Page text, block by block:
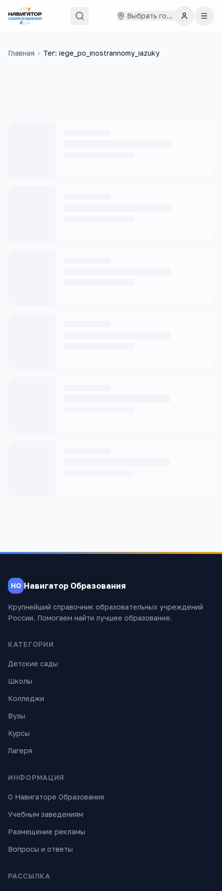
Выбрать город
Главная › Тег: iege_po_inostrannomy_iazuky
НО Навигатор Образования
Крупнейший справочник образовательных учреждений
России. Помогаем найти лучшее образование.
КАТЕГОРИИ
Детские сады
Школы
Колледжи
Вузы
Курсы
Лагеря
ИНФОРМАЦИЯ
О Навигаторе Образования
Учебным заведениям
Размещение рекламы
Вопросы и ответы
РАССЫЛКА